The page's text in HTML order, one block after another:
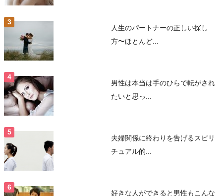
人生のパートナーの正しい探し
方〜ほとんど...
男性は本当は手のひらで転がされ
たいと思っ...
夫婦関係に終わりを告げるスピリ
チュアル的...
好きな人ができると男性もこんな